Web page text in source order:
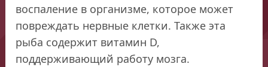
воспаление в организме, которое может
повреждать нервные клетки. Также эта
рыба содержит витамин D,
поддерживающий работу мозга.